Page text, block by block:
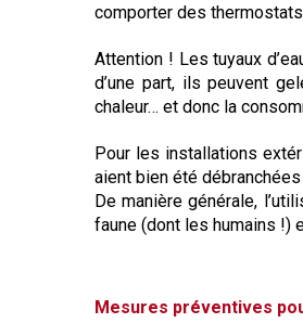
comporter des
Attention ! Les tuyaux
d’une part, ils peuvent
chaleur… et donc la
Pour les installations
aient bien été
De manière générale,
faune (dont les humains !)
Mesures préventives